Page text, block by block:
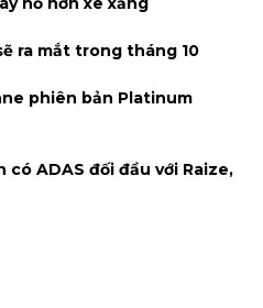
ra mắt trong tháng 10
phiên bản Platinum
có ADAS đối đầu với Raize,